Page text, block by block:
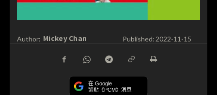
Author: Mickey Chan Published: 2022-11-15
在 Google
緊貼《PCM》消息